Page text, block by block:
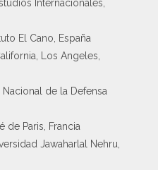
Internacionales,
El Cano, España
Los Angeles,
de la Defensa
de Paris, Francia
Jawaharlal Nehru,